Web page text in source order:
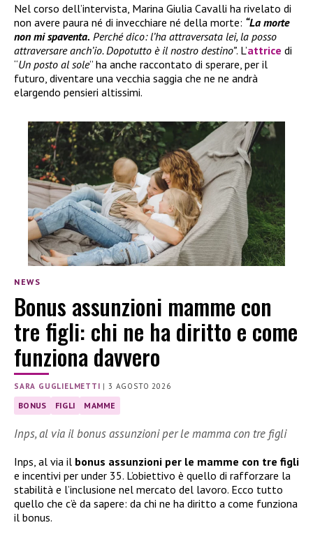
Nel corso dell’intervista, Marina Giulia Cavalli ha rivelato di
non avere paura né di invecchiare né della morte: “La morte
non mi spaventa. Perché dico: l’ha attraversata lei, la posso
attraversare anch’io. Dopotutto è il nostro destino”. L’attrice di
“Un posto al sole” ha anche raccontato di sperare, per il
futuro, diventare una vecchia saggia che ne ne andrà
elargendo pensieri altissimi.
NEWS
Bonus assunzioni mamme con
tre figli: chi ne ha diritto e come
funziona davvero
SARA GUGLIELMETTI |3 AGOSTO 2026
BONUS FIGLI MAMME
Inps, al via il bonus assunzioni per le mamma con tre figli
Inps, al via il bonus assunzioni per le mamme con tre figli
e incentivi per under 35. L’obiettivo è quello di rafforzare la
stabilità e l’inclusione nel mercato del lavoro. Ecco tutto
quello che c’è da sapere: da chi ne ha diritto a come funziona
il bonus.